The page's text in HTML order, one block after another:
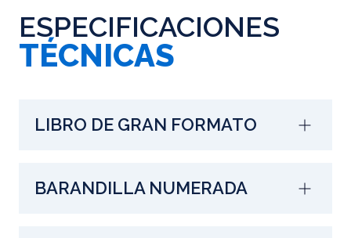
ESPECIFICACIONES
TÉCNICAS
LIBRO DE GRAN FORMATO
BARANDILLA NUMERADA